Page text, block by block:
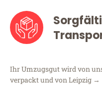
Ihr Umzugsgut wird von
verpackt und von Leipzig →